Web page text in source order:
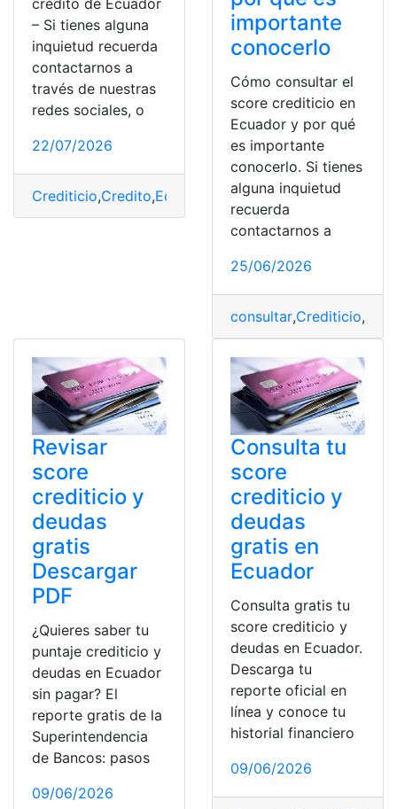
– Si tienes alguna
inquietud recuerda
contactarnos a
través de nuestras
redes sociales, o
22/07/2026
Crediticio,Credito,Ecuador puntaje crediticio,Solicitud
importante
conocerlo
Cómo consultar el
score crediticio en
Ecuador y por qué
es importante
conocerlo. Si tienes
alguna inquietud
recuerda
contactarnos a
25/06/2026
consultar,Crediticio,
Revisar
score
crediticio y
deudas
gratis
Descargar
PDF
¿Quieres saber tu
puntaje crediticio y
deudas en Ecuador
sin pagar? El
reporte gratis de la
Superintendencia
de Bancos: pasos
09/06/2026
Consulta tu
score
crediticio y
deudas
gratis en
Ecuador
Consulta gratis tu
score crediticio y
deudas en Ecuador.
Descarga tu
reporte oficial en
línea y conoce tu
historial financiero
09/06/2026